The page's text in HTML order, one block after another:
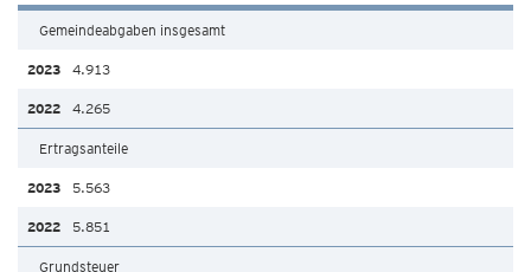
Gemeindeabgaben insgesamt
4.913
4.265
Ertragsanteile
5.563
5.851
Grundsteuer